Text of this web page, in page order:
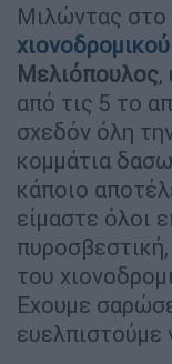
Μιλώντας στο
Μελιόπουλος,
από τις 5 το
σχεδόν όλη
κομμάτια
κάποιο
είμαστε όλοι
του
Εχουμε
ευελπιστούμε